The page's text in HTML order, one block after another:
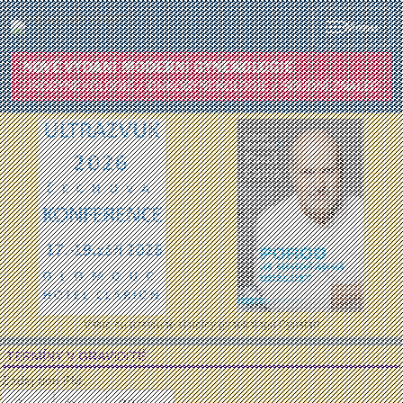
Menu
TERMÍNY V GRAVIDITĚ
Zadej den PM:
Vstup do uzavřené skupiny gynekologů Gynstart